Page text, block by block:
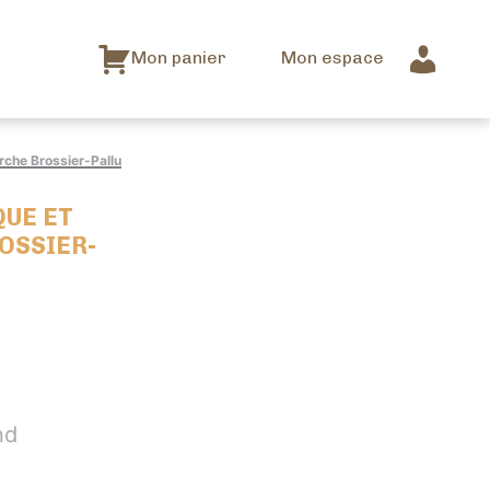
Mon panier Mon espace
Brossier-Pallu
ET